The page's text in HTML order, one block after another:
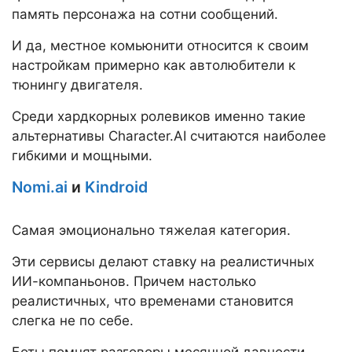
память персонажа на сотни сообщений.
И да, местное комьюнити относится к своим
настройкам примерно как автолюбители к
тюнингу двигателя.
Среди хардкорных ролевиков именно такие
альтернативы Character.AI считаются наиболее
гибкими и мощными.
Nomi.ai и Kindroid
Самая эмоционально тяжелая категория.
Эти сервисы делают ставку на реалистичных
ИИ-компаньонов. Причем настолько
реалистичных, что временами становится
слегка не по себе.